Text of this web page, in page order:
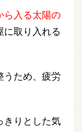
ら入る太陽の
に取り入れる
うため、疲労
きりとした気